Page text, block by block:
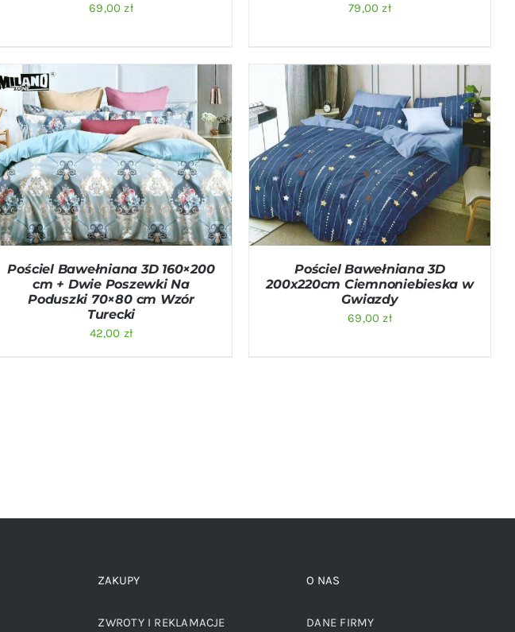
69,00zł 79,00zł
DODAJ DO KOSZYKA / QUICK VIEW
Pościel Bawełniana 3D 160×200
cm + Dwie Poszewki Na
Poduszki 70×80 cm Wzór
Turecki
42,00 zł
DODAJ DO KOSZYKA / QUICK VIEW
Pościel Bawełniana 3D
200x220cm Ciemnoniebieska w
Gwiazdy
69,00zł
ZAKUPY
ZWROTY I REKLAMACJE
O NAS
DANE FIRMY